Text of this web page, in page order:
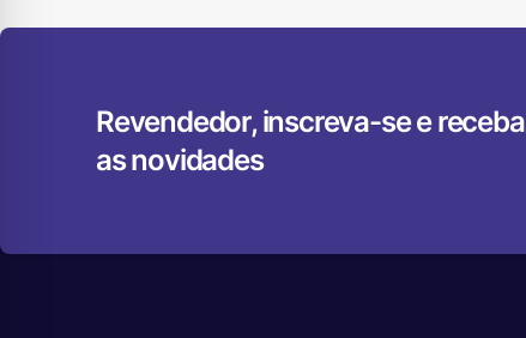
Revendedor, inscreva-se e receba
as novidades